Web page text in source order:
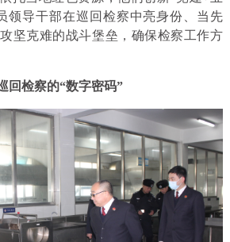
领导干部在巡回检察中亮身份、当先
坚克难的战斗堡垒，确保检察工作方
回检察的“数字密码”